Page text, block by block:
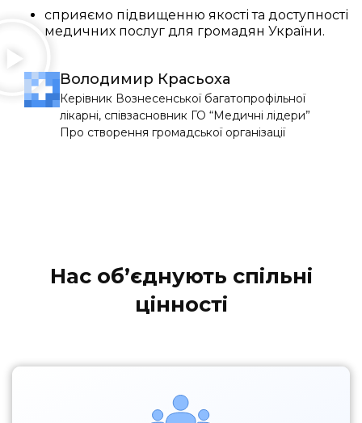
Володимир Красьоха
Керівник Вознесенської багатопрофільної
лікарні, співзасновник ГО “Медичні лідери”
Про створення громадської організації
сприяємо підвищенню якості та доступності
медичних послуг для громадян України.
Нас обʼєднують спільні
цінності